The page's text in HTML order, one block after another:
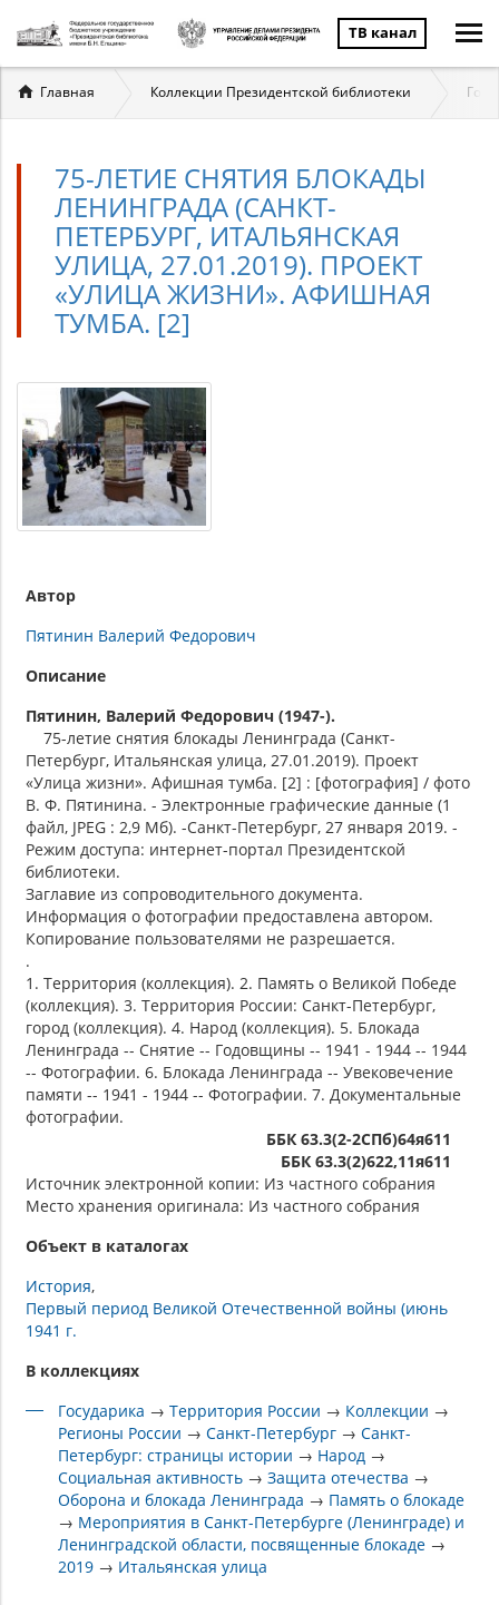
ТВ канал
Вы
здесь
Главная Коллекции Президентской библиотеки
75-ЛЕТИЕ СНЯТИЯ БЛОКАДЫ
ЛЕНИНГРАДА (САНКТ-
ПЕТЕРБУРГ, ИТАЛЬЯНСКАЯ
УЛИЦА, 27.01.2019). ПРОЕКТ
«УЛИЦА ЖИЗНИ». АФИШНАЯ
ТУМБА. [2]
Автор
Пятинин Валерий Федорович
Описание
Пятинин, Валерий Федорович (1947-).
75-летие снятия блокады Ленинграда (Санкт-
Петербург, Итальянская улица, 27.01.2019). Проект
«Улица жизни». Афишная тумба. [2] : [фотография] / фото
В. Ф. Пятинина. - Электронные графические данные (1
файл, JPEG : 2,9 Мб). -Санкт-Петербург, 27 января 2019. -
Режим доступа: интернет-портал Президентской
библиотеки.
Заглавие из сопроводительного документа.
Информация о фотографии предоставлена автором.
Копирование пользователями не разрешается.
.
1. Территория (коллекция). 2. Память о Великой Победе
(коллекция). 3. Территория России: Санкт-Петербург,
город (коллекция). 4. Народ (коллекция). 5. Блокада
Ленинграда -- Снятие -- Годовщины -- 1941 - 1944 -- 1944
-- Фотографии. 6. Блокада Ленинграда -- Увековечение
памяти -- 1941 - 1944 -- Фотографии. 7. Документальные
фотографии.
ББК 63.3(2-2СПб)64я611
ББК 63.3(2)622,11я611
Источник электронной копии: Из частного собрания
Место хранения оригинала: Из частного собрания
Объект в каталогах
История
Первый период Великой Отечественной войны (июнь
1941 г.
В коллекциях
Государика →Территория России → Коллекции →
Регионы России →Санкт-Петербург →Санкт-
Петербург: страницы истории → Народ →
Социальная активность →Защита отечества →
Оборона и блокада Ленинграда → Память о блокаде
→ Мероприятия в Санкт-Петербурге (Ленинграде) и
Ленинградской области, посвященные блокаде →
2019 → Итальянская улица